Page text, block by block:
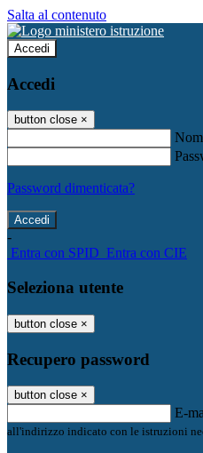
Salta al contenuto
Accedi
Accedi
button close ×
Password dimenticata?
-
Entra con SPID Entra con CIE
Seleziona utente
button close ×
Recupero password
button close ×
E-
all'indirizzo indicato con le istruzioni